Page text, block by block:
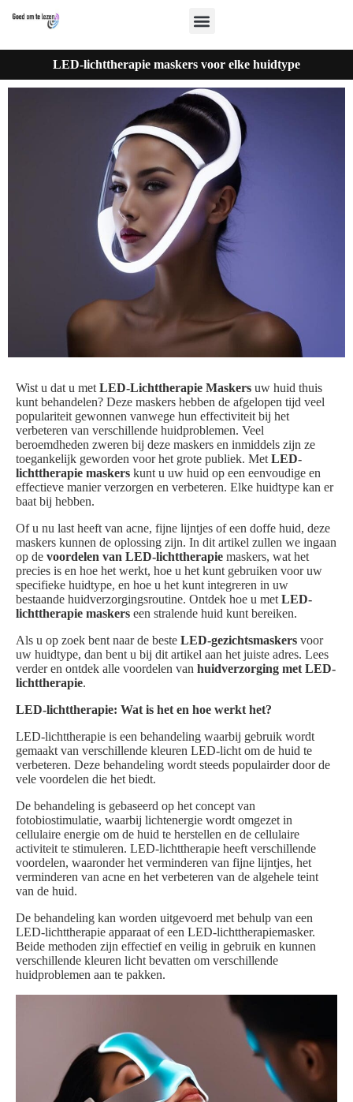
LED-lichttherapie maskers voor elke huidtype
Wist u dat u met LED-Lichttherapie Maskers uw huid thuis
kunt behandelen? Deze maskers hebben de afgelopen tijd veel
populariteit gewonnen vanwege hun effectiviteit bij het
verbeteren van verschillende huidproblemen. Veel
beroemdheden zweren bij deze maskers en inmiddels zijn ze
toegankelijk geworden voor het grote publiek. Met LED-
lichttherapie maskers kunt u uw huid op een eenvoudige en
effectieve manier verzorgen en verbeteren. Elke huidtype kan er
baat bij hebben.
Of u nu last heeft van acne, fijne lijntjes of een doffe huid, deze
maskers kunnen de oplossing zijn. In dit artikel zullen we ingaan
op de voordelen van LED-lichttherapie maskers, wat het
precies is en hoe het werkt, hoe u het kunt gebruiken voor uw
specifieke huidtype, en hoe u het kunt integreren in uw
bestaande huidverzorgingsroutine. Ontdek hoe u met LED-
lichttherapie maskers een stralende huid kunt bereiken.
Als u op zoek bent naar de beste LED-gezichtsmaskers voor
uw huidtype, dan bent u bij dit artikel aan het juiste adres. Lees
verder en ontdek alle voordelen van huidverzorging met LED-
lichttherapie.
LED-lichttherapie: Wat is het en hoe werkt het?
LED-lichttherapie is een behandeling waarbij gebruik wordt
gemaakt van verschillende kleuren LED-licht om de huid te
verbeteren. Deze behandeling wordt steeds populairder door de
vele voordelen die het biedt.
De behandeling is gebaseerd op het concept van
fotobiostimulatie, waarbij lichtenergie wordt omgezet in
cellulaire energie om de huid te herstellen en de cellulaire
activiteit te stimuleren. LED-lichttherapie heeft verschillende
voordelen, waaronder het verminderen van fijne lijntjes, het
verminderen van acne en het verbeteren van de algehele teint
van de huid.
De behandeling kan worden uitgevoerd met behulp van een
LED-lichttherapie apparaat of een LED-lichttherapiemasker.
Beide methoden zijn effectief en veilig in gebruik en kunnen
verschillende kleuren licht bevatten om verschillende
huidproblemen aan te pakken.